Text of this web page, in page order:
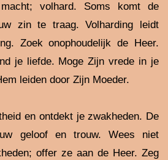
volhard. Soms komt de
zin te traag. Volharding leidt
Zoek onophoudelijk de Heer.
je liefde. Moge Zijn vrede in je
leiden door Zijn Moeder.
en ontdekt je zwakheden. De
geloof en trouw. Wees niet
offer ze aan de Heer. Zeg